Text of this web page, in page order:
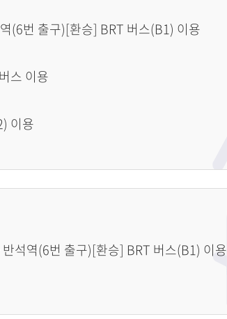
(6번 출구)[환승] BRT 버스(B1) 이용
스 이용
이용
석역(6번 출구)[환승] BRT 버스(B1) 이용